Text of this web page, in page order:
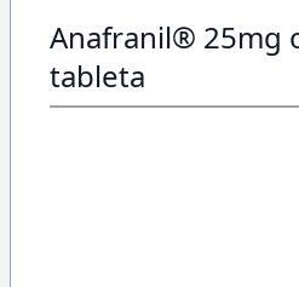
Anafranil® 25mg
tableta